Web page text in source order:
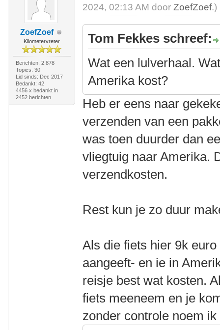
ZoefZoef
Kilometervreter
Berichten: 2.878
Topics: 30
Lid sinds: Dec 2017
Bedankt: 42
4456 x bedankt in
2452 berichten
2024, 02:13 AM doorZoefZoef.)
Tom Fekkes schreef:
Wat een lulverhaal.
Amerika kost?
Heb er eens naar
verzenden van een
was toen duurder dan
vliegtuig naar Amerika.
verzendkosten.
Rest kun je zo duur
Als die fiets hier 9k
aangeeft- en ie in
reisje best wat kosten.
fiets meeneem en je
zonder controle noem